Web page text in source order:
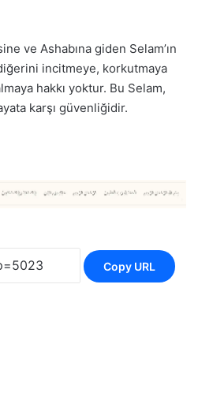
ve Ashabına giden Selam’ın
incitmeye, korkutmaya
hakkı yoktur. Bu Selam,
karşı güvenliğidir.
Copy URL